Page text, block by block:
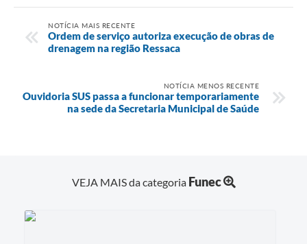
NOTÍCIA MAIS RECENTE
Ordem de serviço autoriza execução de obras de
drenagem na região Ressaca
NOTÍCIA MENOS RECENTE
Ouvidoria SUS passa a funcionar temporariamente
na sede da Secretaria Municipal de Saúde
VEJA MAIS da categoria Funec